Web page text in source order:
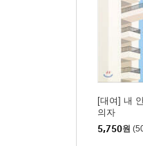
[대여] 내
의자
5,750원